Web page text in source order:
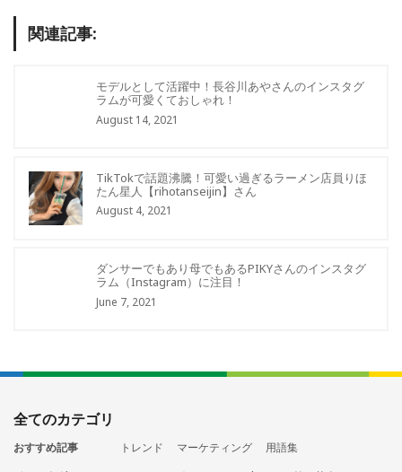
関連記事:
モデルとして活躍中！長谷川あやさんのインスタグ
ラムが可愛くておしゃれ！
August 14, 2021
TikTokで話題沸騰！可愛い過ぎるラーメン店員りほ
たん星人【rihotanseijin】さん
August 4, 2021
ダンサーでもあり母でもあるPIKYさんのインスタグ
ラム（Instagram）に注目！
June 7, 2021
全てのカテゴリ
おすすめ記事 トレンド マーケティング
用語集